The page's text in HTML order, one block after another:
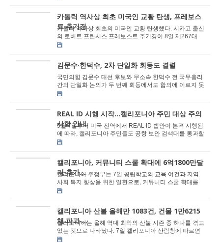
카톨릭 역사상 최초 미국인 교황 탄생, 프레보스
트 추기경
가톨릭 역사상 최초의 미국인 교황 탄생했다. 시카고 출신
의 로버트 프란시스 프레보스트 추기경이 8일 제267대
교황으로 선출되며, 교황 레오 14세라는 이름으로...
김문수·한덕수, 2차 단일화 회동도 결렬
국민의힘 김문수 대선 후보와 무소속 한덕수 전 국무총리
간의 단일화 논의가 두 번째 회동에서도 합의에 이르지 못
하고 결렬됐다. 8일 국회 사랑재 카페에서 진...
REAL ID 시행 시작…캘리포니아 주민 대상 주의
사항 안내
5월 7일부터 미국 전역에서 REAL ID 법안이 본격 시행됨
에 따라, 캘리포니아 주민들도 공항 보안 검색대를 통과할
때 REAL ID가 필요하게 됐다. 하지만 현재까지 ...
캘리포니아, 커뮤니티 스쿨 확대에 6억1800만달
러 추가...
캘리포니아 주정부는 7일 공립학교의 교육 여건과 지역
사회 복지 향상을 위한 일환으로, 커뮤니티 스쿨 확대를
위한 6억1,800만 달러 규모의 추가 지원금을 발표...
캘리포니아 산불 올해만 1083건, 건물 1만6215
채 파괴⸳...
캘리포니아는 올해 역대 최악의 산불 시즌 중 하나를 겪고
있는 것으로 나타났다. 7일 캘리포니아 산림청에 따르면
5월 현재까지 총 1,083건의 산불이 발생해 약 ...